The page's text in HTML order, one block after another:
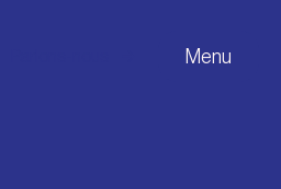
Menu